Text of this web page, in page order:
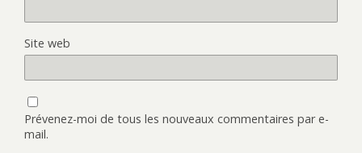
Site web
Prévenez-moi de tous les nouveaux commentaires par e-
mail.